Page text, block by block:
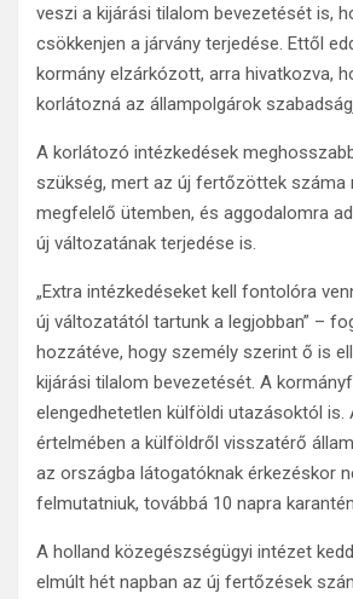
veszi a kijárási tilalom bevezetését is,
csökkenjen a járvány terjedése. Ettől
kormány elzárkózott, arra hivatkozva,
korlátozná az állampolgárok
A korlátozó intézkedések
szükség, mert az új fertőzöttek száma
megfelelő ütemben, és aggodalomra
új változatának terjedése is.
„Extra intézkedéseket kell fontolóra
új változatától tartunk a legjobban” –
hozzátéve, hogy személy szerint ő is
kijárási tilalom bevezetését. A
elengedhetetlen külföldi utazásoktól is.
értelmében a külföldről visszatérő
az országba látogatóknak érkezéskor
felmutatniuk, továbbá 10 napra
A holland közegészségügyi intézet
elmúlt hét napban az új fertőzések